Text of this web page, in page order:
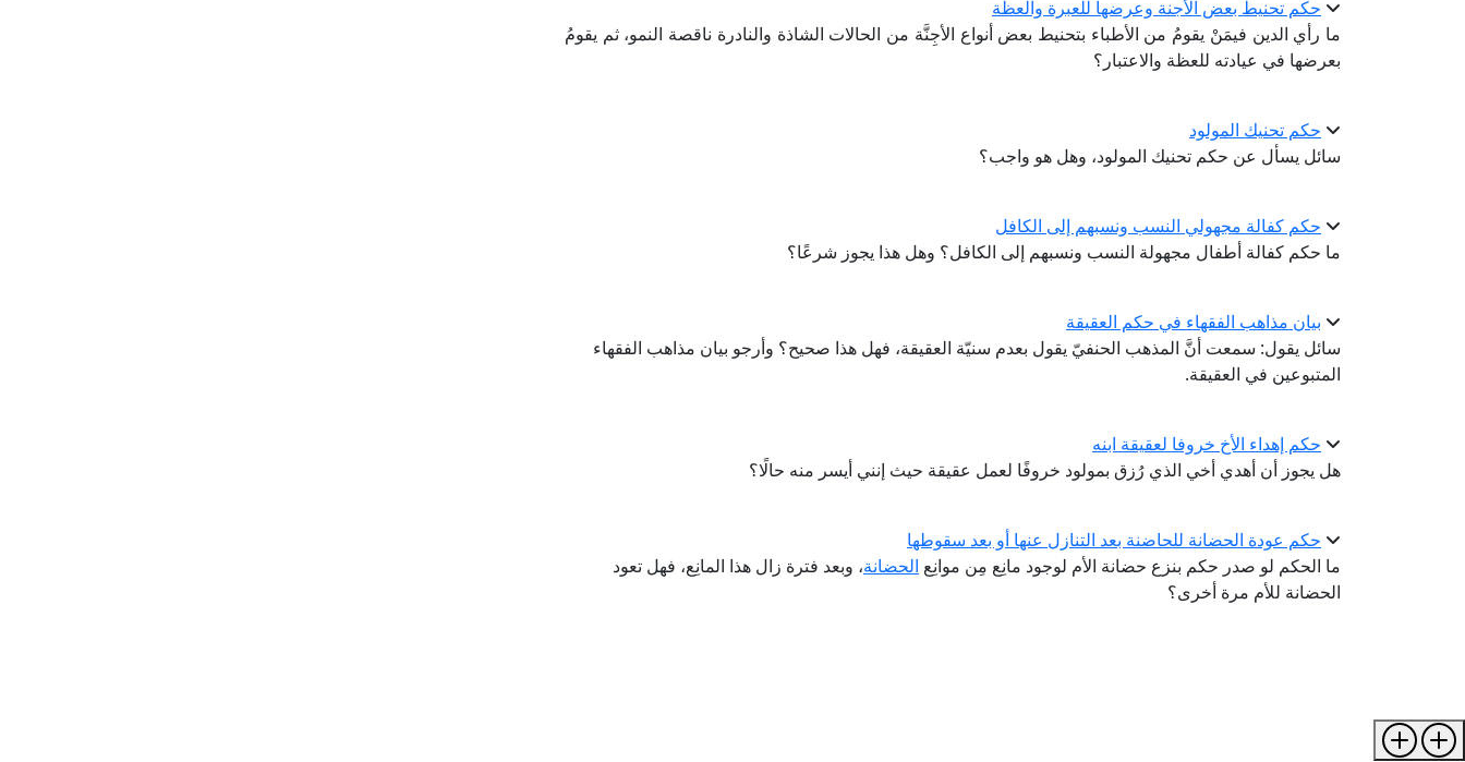
حكم تحنيط بعض الأجنة وعرضها للعبرة والعظة
ما رأي الدين فيمَنْ يقومُ من الأطباء بتحنيط بعض أنواع الأجِنَّة من الحالات الشاذة والنادرة ناقصة النمو، ثم يقومُ
بعرضها في عيادته للعظة والاعتبار؟
حكم تحنيك المولود
سائل يسأل عن حكم تحنيك المولود، وهل هو واجب؟
حكم كفالة مجهولي النسب ونسبهم إلى الكافل
ما حكم كفالة أطفال مجهولة النسب ونسبهم إلى الكافل؟ وهل هذا يجوز شرعًا؟
بيان مذاهب الفقهاء في حكم العقيقة
سائل يقول: سمعت أنَّ المذهب الحنفيّ يقول بعدم سنيّة العقيقة، فهل هذا صحيح؟ وأرجو بيان مذاهب الفقهاء
المتبوعين في العقيقة.
حكم إهداء الأخ خروفا لعقيقة ابنه
هل يجوز أن أهدي أخي الذي رُزق بمولود خروفًا لعمل عقيقة حيث إنني أيسر منه حالًا؟
حكم عودة الحضانة للحاضنة بعد التنازل عنها أو بعد سقوطها
ما الحكم لو صدر حكم بنزع حضانة الأم لوجود مانِع مِن موانِع الحضانة، وبعد فترة زال هذا المانِع، فهل تعود
الحضانة للأم مرة أخرى؟